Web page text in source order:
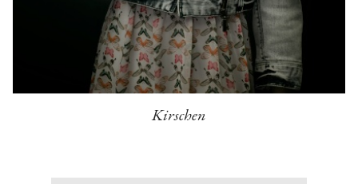
Kirschen